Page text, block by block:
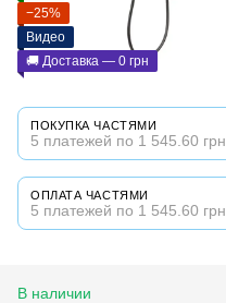
−25%
Видео
🚚 Доставка — 0 грн
ПОКУПКА ЧАСТЯМИ
5 платежей по 1 545.60 грн
ОПЛАТА ЧАСТЯМИ
5 платежей по 1 545.60 грн
В наличии